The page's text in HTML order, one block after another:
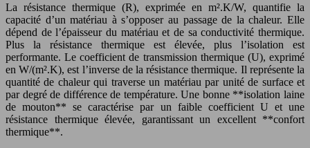
La résistance thermique (R), exprimée en m².K/W, quantifie la
capacité d’un matériau à s’opposer au passage de la chaleur. Elle
dépend de l’épaisseur du matériau et de sa conductivité thermique.
Plus la résistance thermique est élevée, plus l’isolation est
performante. Le coefficient de transmission thermique (U), exprimé
en W/(m².K), est l’inverse de la résistance thermique. Il représente la
quantité de chaleur qui traverse un matériau par unité de surface et
par degré de différence de température. Une bonne **isolation laine
de mouton** se caractérise par un faible coefficient U et une
résistance thermique élevée, garantissant un excellent **confort
thermique**.